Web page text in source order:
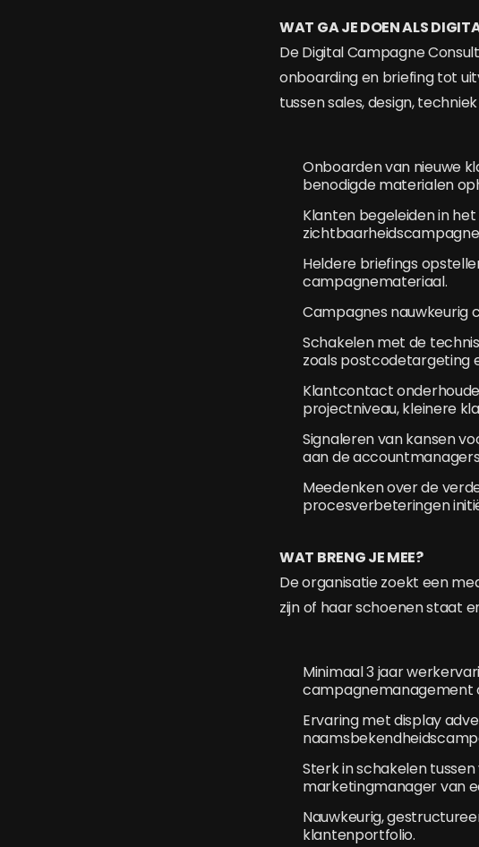
WAT GA JE DOEN ALS
De Digital Campagne
onboarding en briefing tot
tussen sales, design,
Onboarden van nieuwe
benodigde materialen
Klanten begeleiden in
Heldere briefings
campagnemateriaal.
Campagnes nauwkeurig
Schakelen met de
zoals postcodetargeting
Klantcontact
projectniveau, kleinere
Signaleren van kansen
aan de
Meedenken over de
procesverbeteringen
WAT BRENG JE MEE?
De organisatie zoekt een
zijn of haar schoenen staat
Minimaal 3 jaar
campagnemanagement
Ervaring met display
Sterk in schakelen
marketingmanager van
Nauwkeurig,
klantenportfolio.